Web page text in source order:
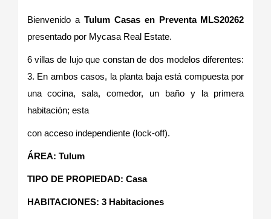
Bienvenido a Tulum Casas en Preventa MLS20262
presentado por Mycasa Real Estate.
6 villas de lujo que constan de dos modelos diferentes:
3. En ambos casos, la planta baja está compuesta por
una cocina, sala, comedor, un baño y la primera
habitación; esta
con acceso independiente (lock-off).
ÁREA: Tulum
TIPO DE PROPIEDAD: Casa
HABITACIONES: 3 Habitaciones